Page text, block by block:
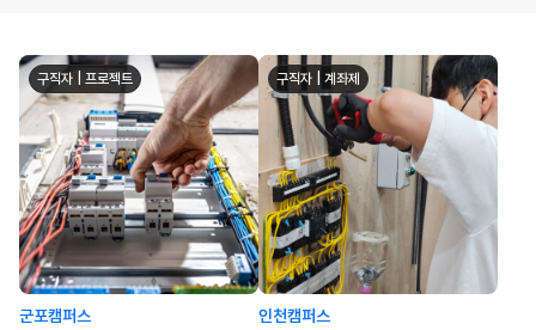
구직자 | 프로젝트
군포캠퍼스
구직자 | 계좌제
인천캠퍼스